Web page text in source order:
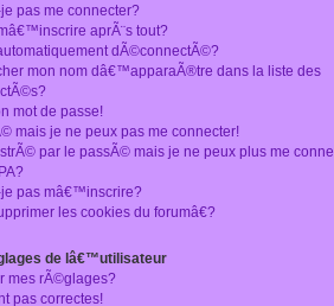
pas me connecter?
aprÃ¨s tout?
dÃ©connectÃ©?
mon nom dâ€™apparaÃ®tre dans la liste des
mot de passe!
mais je ne peux pas me connecter!
par le passÃ© mais je ne peux plus me
pas mâ€™inscrire?
les cookies du forumâ€?
de lâ€™utilisateur
mes rÃ©glages?
pas correctes!